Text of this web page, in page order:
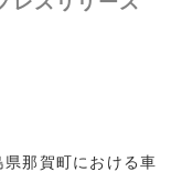
那賀町における車